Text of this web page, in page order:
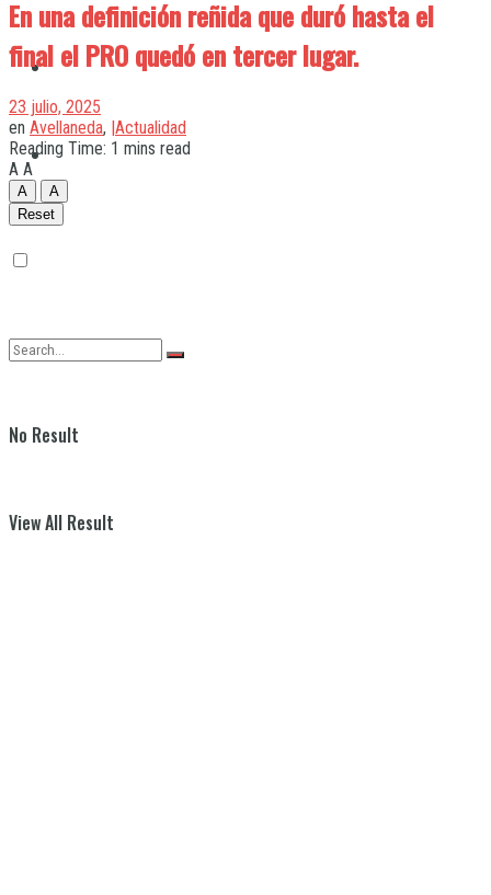
Quilmes
Varela
No Result
View All Result
En una definición reñida que duró hasta el
final el PRO quedó en tercer lugar.
23 julio, 2025
en Avellaneda, |Actualidad
Reading Time: 1 mins read
A A
A
A
Reset